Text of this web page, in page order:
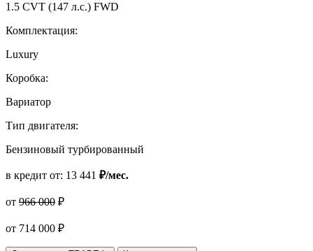
1.5 CVT (147 л.с.) FWD
Комплектация:
Luxury
Коробка:
Вариатор
Тип двигателя:
Бензиновый турбированный
в кредит от: 13 441 ₽/мес.
от 966 000 ₽
от 714 000 ₽